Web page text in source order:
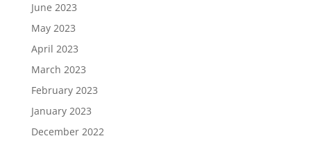
June 2023
May 2023
April 2023
March 2023
February 2023
January 2023
December 2022